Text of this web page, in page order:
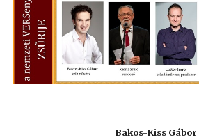
Bakos-Kiss Gábor